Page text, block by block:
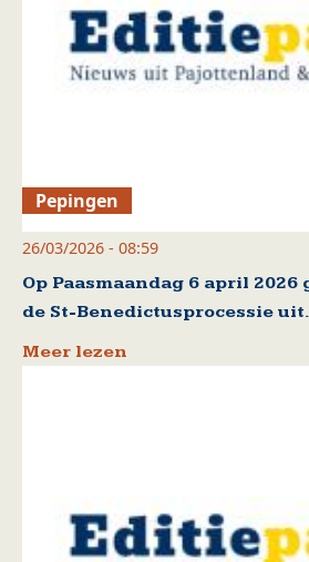
Pepingen
26/03/2026 - 08:59
Op Paasmaandag 6 april 2026
de St-Benedictusprocessie uit.
Meer lezen